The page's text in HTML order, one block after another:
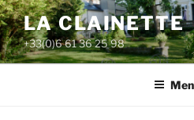
Aller
au
contenu
principal
LA CLAINETTE
+33(0)6 61 36 25 98